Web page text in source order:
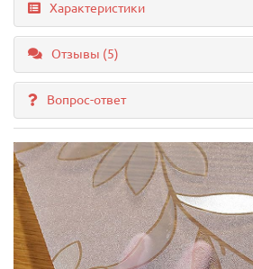
Характеристики
Отзывы (5)
Вопрос-ответ